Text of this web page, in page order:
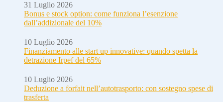
31 Luglio 2026
Bonus e stock option: come funziona l’esenzione
dall’addizionale del 10%
10 Luglio 2026
Finanziamento alle start up innovative: quando spetta la
detrazione Irpef del 65%
10 Luglio 2026
Deduzione a forfait nell’autotrasporto: con sostegno spese di
trasferta